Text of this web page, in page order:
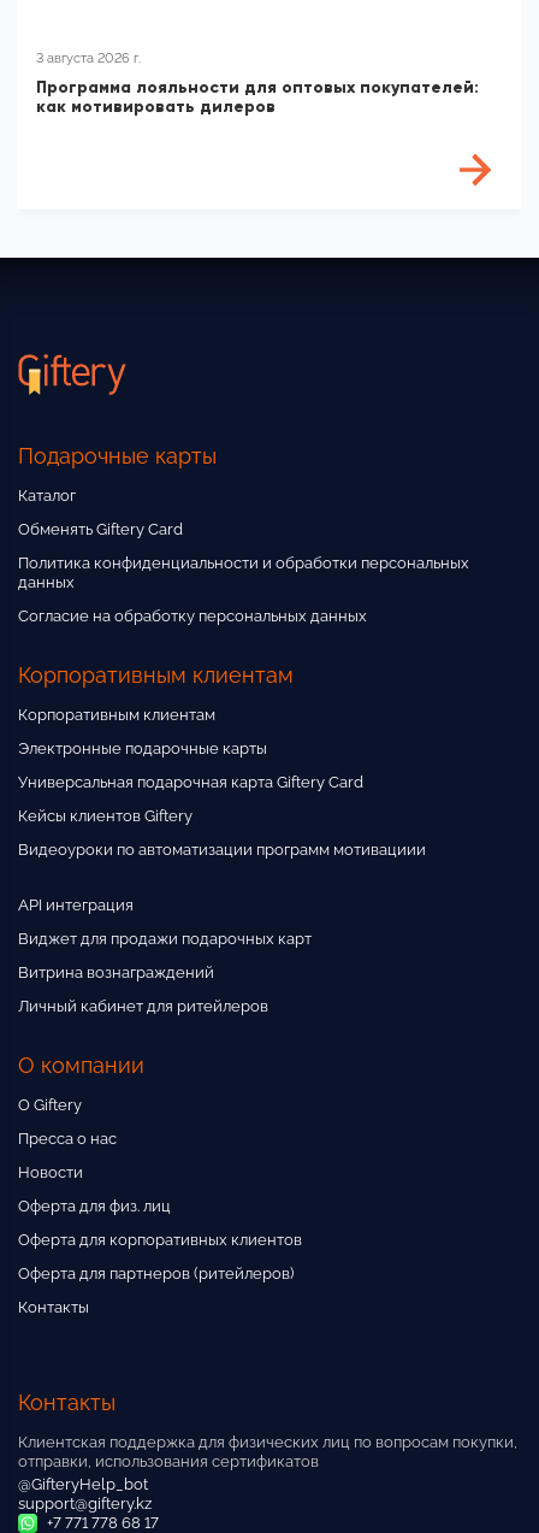
3 августа 2026 г.
Программа лояльности для оптовых покупателей:
как мотивировать дилеров
Подарочные карты
Каталог
Обменять Giftery Card
Политика конфиденциальности и обработки персональных
данных
Согласие на обработку персональных данных
Корпоративным клиентам
Корпоративным клиентам
Электронные подарочные карты
Универсальная подарочная карта Giftery Card
Кейсы клиентов Giftery
Видеоуроки по автоматизации программ мотивациии
API интеграция
Виджет для продажи подарочных карт
Витрина вознаграждений
Личный кабинет для ритейлеров
О компании
О Giftery
Пресса о нас
Новости
Оферта для физ. лиц
Оферта для корпоративных клиентов
Оферта для партнеров (ритейлеров)
Контакты
Контакты
Клиентская поддержка для физических лиц по вопросам покупки,
отправки, использования сертификатов
@GifteryHelp_bot
support@giftery.kz
+7 771 778 68 17